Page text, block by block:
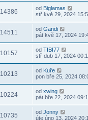
14386 od Biglamas
stř kvě 29, 2024
14511 od Gandi
pát kvě 17, 2024
10157 od TIBI77
stř dub 17, 2024
10213 od Kuře
pon bře 25, 2024
10224 od xwing
pát bře 22, 2024
10735 od Jonny
úte úno 13, 2024